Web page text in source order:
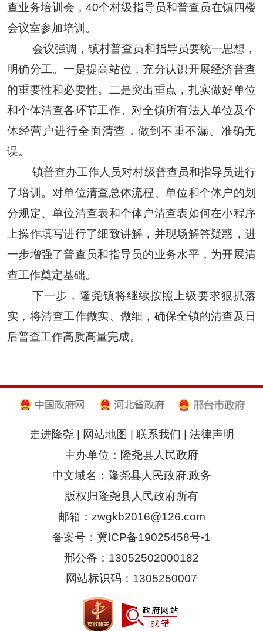
查业务培训会，40个村级指导员和普查员在镇四楼
会议室参加培训。
会议强调，镇村普查员和指导员要统一思想，
明确分工。一是提高站位，充分认识开展经济普查
的重要性和必要性。二是突出重点，扎实做好单位
和个体清查各环节工作。对全镇所有法人单位及个
体经营户进行全面清查，做到不重不漏、准确无
误。
镇普查办工作人员对村级普查员和指导员进行
了培训。对单位清查总体流程、单位和个体户的划
分规定、单位清查表和个体户清查表如何在小程序
上操作填写进行了细致讲解，并现场解答疑惑，进
一步增强了普查员和指导员的业务水平，为开展清
查工作奠定基础。
下一步，隆尧镇将继续按照上级要求狠抓落
实，将清查工作做实、做细，确保全镇的清查及日
后普查工作高质高量完成。
走进隆尧| 网站地图 | 联系我们 | 法律声明
主办单位：隆尧县人民政府
中文域名：隆尧县人民政府.政务
版权归隆尧县人民政府所有
邮箱：zwgkb2016@126.com
备案号：冀ICP备19025458号-1
邢公备：13052502000182
网站标识码：1305250007